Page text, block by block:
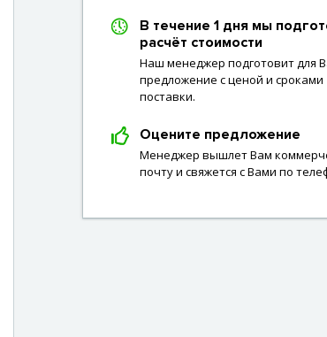
В течение 1 дня мы
расчёт стоимости
Наш менеджер подготовит для
предложение с ценой и сроками
поставки.
Оцените предложение
Менеджер вышлет Вам
почту и свяжется с Вами по